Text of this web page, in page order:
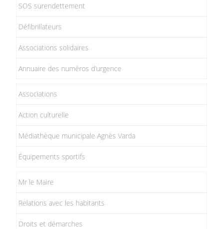
SOS surendettement
Défibrillateurs
Associations solidaires
Annuaire des numéros d’urgence
Associations
Action culturelle
Médiathèque municipale Agnès Varda
Équipements sportifs
Mr le Maire
Relations avec les habitants
Droits et démarches